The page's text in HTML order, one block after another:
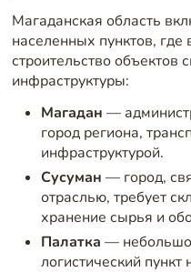
Магаданская область
населенных пунктов, где
строительство объектов
инфраструктуры:
Магадан —
город региона,
инфраструктурой.
Сусуман — город,
отраслью, требует
хранение сырья и
Палатка —
логистический